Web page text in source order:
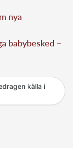
nya
babybesked –
källa i